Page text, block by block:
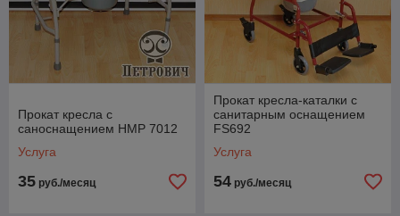
Прокат кресла с
саноснащением HMP 7012
Услуга
35 руб./месяц
Прокат кресла-каталки с
санитарным оснащением
FS692
Услуга
54 руб./месяц